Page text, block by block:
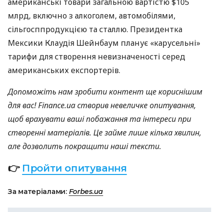
млрд, включно з алкоголем, автомобілями,
сільгосппродукцією та сталлю. Президентка
Мексики Клаудія Шейнбаум планує «карусельні»
тарифи для створення невизначеності серед
американських експортерів.
Допоможіть нам зробити контент ще кориснішим
для вас! Finance.ua створив невеличке опитування,
щоб врахувати ваші побажання та інтереси при
створенні матеріалів. Це займе лише кілька хвилин,
але дозволить покращити наші тексти.
👉 Пройти опитування
За матеріалами: Forbes.ua